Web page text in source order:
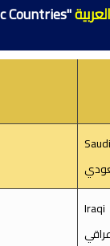
Saudi
Iraqi
عراقي